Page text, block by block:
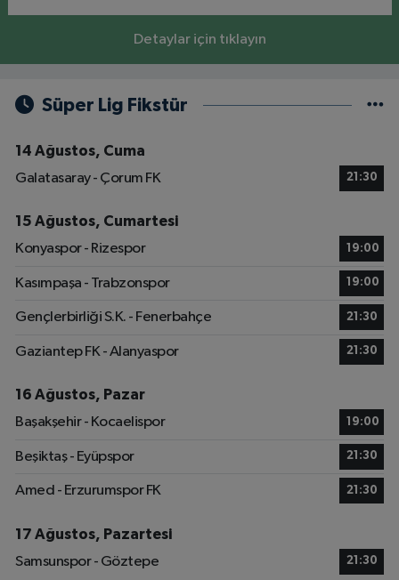
Detaylar için tıklayın
Süper Lig Fikstür
14 Ağustos, Cuma
Galatasaray - Çorum FK
21:30
15 Ağustos, Cumartesi
Konyaspor - Rizespor
19:00
Kasımpaşa - Trabzonspor 19:00
Gençlerbirliği S.K. - Fenerbahçe 21:30
Gaziantep FK - Alanyaspor 21:30
16 Ağustos, Pazar
Başakşehir - Kocaelispor
19:00
Beşiktaş - Eyüpspor 21:30
Amed - Erzurumspor FK 21:30
17 Ağustos, Pazartesi
Samsunspor - Göztepe
21:30